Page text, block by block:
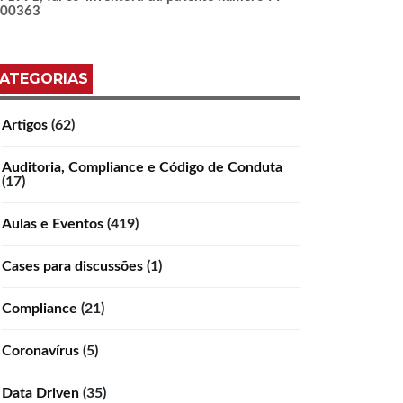
Artigos (62)
Auditoria, Compliance e Código de Conduta
(17)
Aulas e Eventos (419)
Cases para discussões (1)
Compliance (21)
Coronavírus (5)
Data Driven (35)